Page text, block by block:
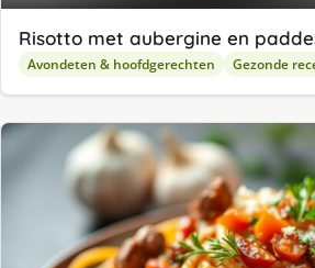
Risotto met aubergine en
Avondeten & hoofdgerechten Gezonde